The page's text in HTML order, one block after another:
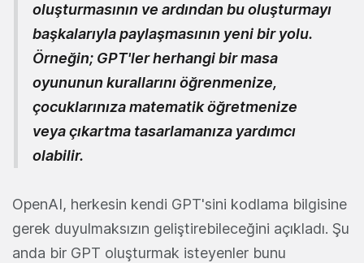
oluşturmasının ve ardından bu oluşturmayı
başkalarıyla paylaşmasının yeni bir yolu.
Örneğin; GPT'ler herhangi bir masa
oyununun kurallarını öğrenmenize,
çocuklarınıza matematik öğretmenize
veya çıkartma tasarlamanıza yardımcı
olabilir.
OpenAI, herkesin kendi GPT'sini kodlama bilgisine
gerek duyulmaksızın geliştirebileceğini açıkladı. Şu
anda bir GPT oluşturmak isteyenler bunu